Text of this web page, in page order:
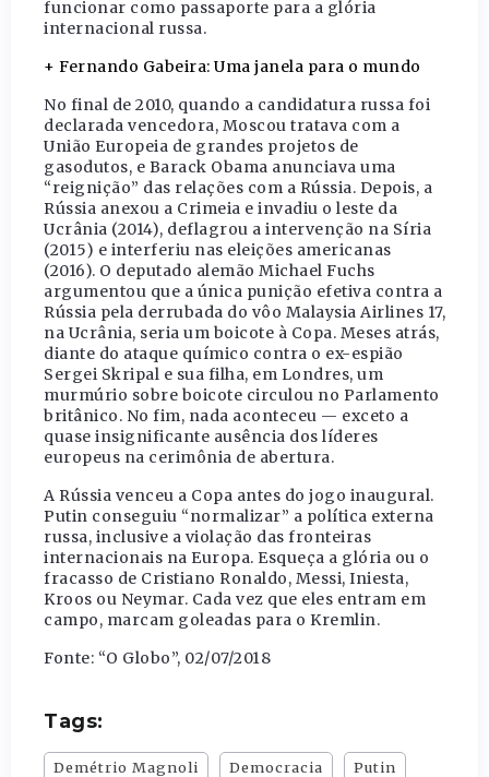
funcionar como passaporte para a glória
internacional russa.
+ Fernando Gabeira: Uma janela para o mundo
No final de 2010, quando a candidatura russa foi
declarada vencedora, Moscou tratava com a
União Europeia de grandes projetos de
gasodutos, e Barack Obama anunciava uma
“reignição” das relações com a Rússia. Depois, a
Rússia anexou a Crimeia e invadiu o leste da
Ucrânia (2014), deflagrou a intervenção na Síria
(2015) e interferiu nas eleições americanas
(2016). O deputado alemão Michael Fuchs
argumentou que a única punição efetiva contra a
Rússia pela derrubada do vôo Malaysia Airlines 17,
na Ucrânia, seria um boicote à Copa. Meses atrás,
diante do ataque químico contra o ex-espião
Sergei Skripal e sua filha, em Londres, um
murmúrio sobre boicote circulou no Parlamento
britânico. No fim, nada aconteceu — exceto a
quase insignificante ausência dos líderes
europeus na cerimônia de abertura.
A Rússia venceu a Copa antes do jogo inaugural.
Putin conseguiu “normalizar” a política externa
russa, inclusive a violação das fronteiras
internacionais na Europa. Esqueça a glória ou o
fracasso de Cristiano Ronaldo, Messi, Iniesta,
Kroos ou Neymar. Cada vez que eles entram em
campo, marcam goleadas para o Kremlin.
Fonte: “O Globo”, 02/07/2018
Tags:
Demétrio Magnoli Democracia Putin